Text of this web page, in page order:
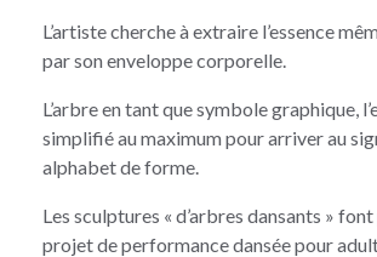
L’artiste cherche à extraire l’essence
par son enveloppe corporelle.
L’arbre en tant que symbole graphique,
simplifié au maximum pour arriver au
alphabet de forme.
Les sculptures « d’arbres dansants »
projet de performance dansée pour